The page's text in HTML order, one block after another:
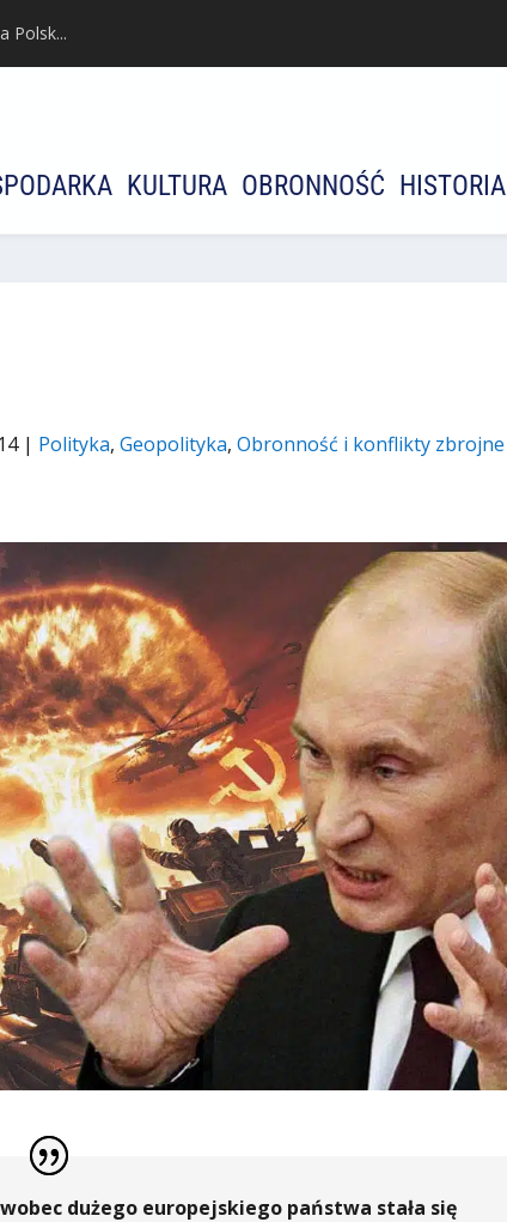
Polsk...
KULTURA OBRONNOŚĆ HISTORIA
| Polityka, Geopolityka, Оbronność i konflikty zbrojne
dużego europejskiego państwa stała się